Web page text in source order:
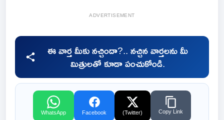
ADVERTISEMENT
ఈ వార్త మీకు నచ్చిందా?.. నచ్చిన వార్తలను మీ
మిత్రులతో కూడా పంచుకోండి.
WhatsApp Facebook (Twitter) Copy Link